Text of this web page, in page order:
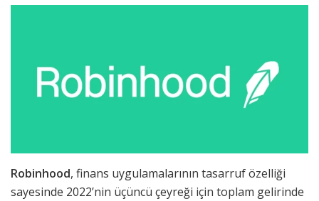
Robinhood, finans uygulamalarının tasarruf özelliği
sayesinde 2022’nin üçüncü çeyreği için toplam gelirinde